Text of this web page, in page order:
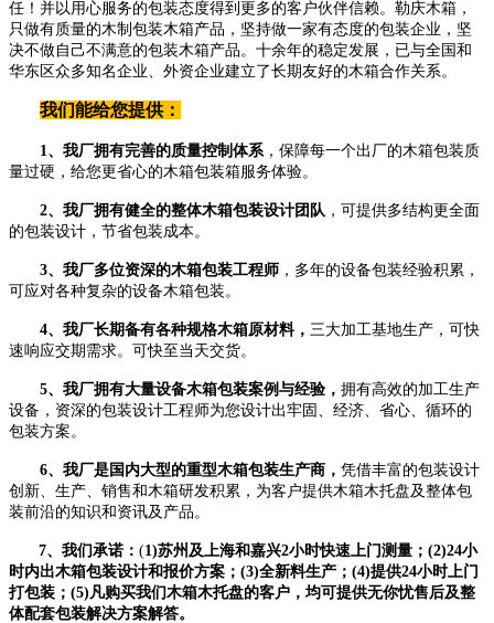
任！并以用心服务的包装态度得到更多的客户伙伴信赖。勒庆木箱，
只做有质量的木制包装木箱产品，坚持做一家有态度的包装企业，坚
决不做自己不满意的包装木箱产品。十余年的稳定发展，已与全国和
华东区众多知名企业、外资企业建立了长期友好的木箱合作关系。
我们能给您提供：
1、我厂拥有完善的质量控制体系 ，保障每一个出厂的木箱包装质
量过硬，给您更省心的木箱包装箱服务体验。
2、我厂拥有健全的整体木箱包装设计团队 ，可提供多结构更全面
的包装设计，节省包装成本。
3、我厂多位资深的木箱包装工程师 ，多年的设备包装经验积累，
可应对各种复杂的设备木箱包装。
4、我厂长期备有各种规格木箱原材料， 三大加工基地生产，可快
速响应交期需求。可快至当天交货。
5、我厂拥有大量设备木箱包装案例与经验， 拥有高效的加工生产
设备，资深的包装设计工程师为您设计出牢固、经济、省心、循环的
包装方案。
6、我厂是国内大型的重型木箱包装生产商， 凭借丰富的包装设计
创新、生产、销售和木箱研发积累，为客户提供木箱木托盘及整体包
装前沿的知识和资讯及产品。
7、我们承诺： (1)苏州及上海和嘉兴2小时快速上门测量；(2)24小
时内出木箱包装设计和报价方案；(3)全新料生产；(4)提供24小时上门
打包装；(5)凡购买我们木箱木托盘的客户，均可提供无你忧售后及整
体配套包装解决方案解答。